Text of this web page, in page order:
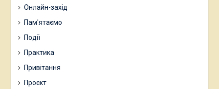
Онлайн-захід
Пам'ятаємо
Події
Практика
Привітання
Проєкт